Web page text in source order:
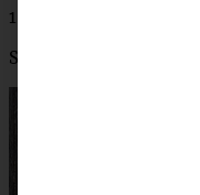
1 Dose Mais (285 g
Salz, Pfeffer,